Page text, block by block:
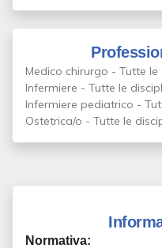
Medico chirurgo - Tutte le
Infermiere - Tutte le
Infermiere pediatrico -
Ostetrica/o - Tutte le
Normativa: